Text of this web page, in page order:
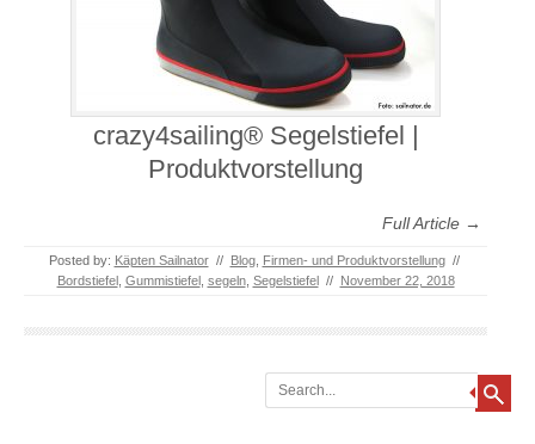
crazy4sailing® Segelstiefel |
Produktvorstellung
Full Article →
Posted by: Käpten Sailnator // Blog, Firmen- und Produktvorstellung //
Bordstiefel, Gummistiefel, segeln, Segelstiefel // November 22, 2018
Search